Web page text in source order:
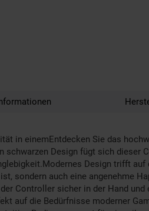
in einemEntdecken Sie das
Design fügt sich
Design trifft
sondern auch eine angenehme
Controller sicher in der Hand
auf die Bedürfnisse moderner